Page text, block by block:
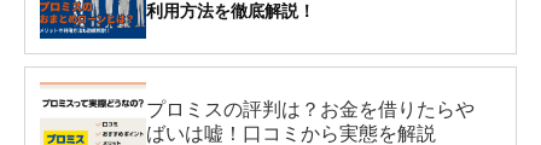
利用方法を徹底解説！
プロミスの評判は？お金を借りたらや
ばいは嘘！口コミから実態を解説